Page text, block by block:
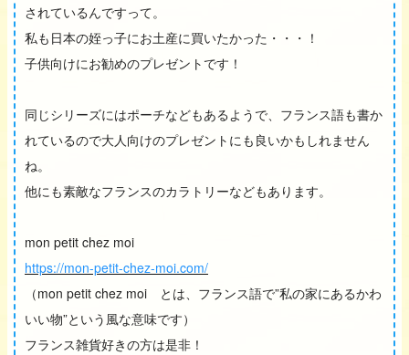
されているんですって。
私も日本の姪っ子にお土産に買いたかった・・・！
子供向けにお勧めのプレゼントです！
同じシリーズにはポーチなどもあるようで、フランス語も書か
れているので大人向けのプレゼントにも良いかもしれません
ね。
他にも素敵なフランスのカラトリーなどもあります。
mon petit chez moi
https://mon-petit-chez-moi.com/
（mon petit chez moi とは、フランス語で”私の家にあるかわ
いい物”という風な意味です）
フランス雑貨好きの方は是非！